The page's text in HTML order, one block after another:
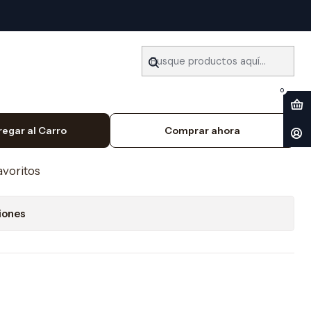
0
Ingles
Honda Odyssey (2011-
al Carro Comprar ahora